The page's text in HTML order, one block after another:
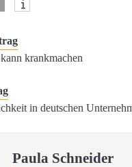
krankmachen
in deutschen
Paula Schneider